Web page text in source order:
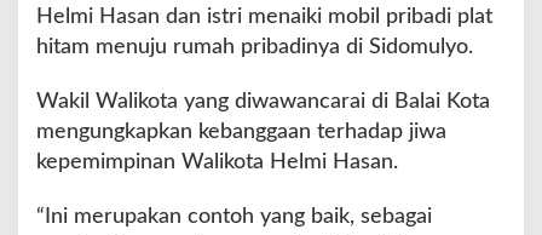
Helmi Hasan dan istri menaiki mobil pribadi plat
hitam menuju rumah pribadinya di Sidomulyo.
Wakil Walikota yang diwawancarai di Balai Kota
mengungkapkan kebanggaan terhadap jiwa
kepemimpinan Walikota Helmi Hasan.
“Ini merupakan contoh yang baik, sebagai